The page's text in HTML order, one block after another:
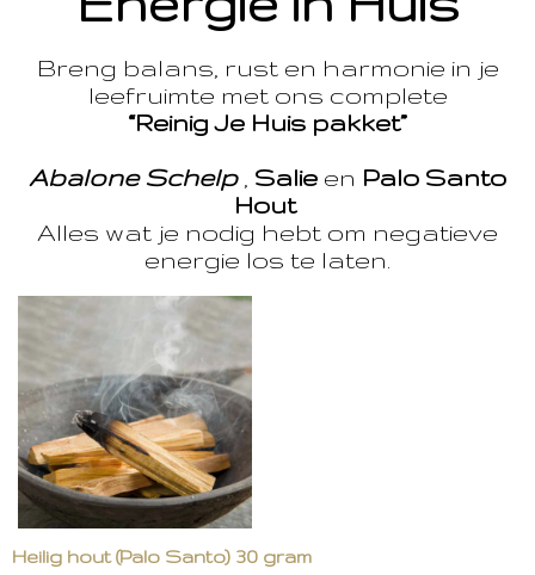
Breng balans, rust en harmonie in je
leefruimte met ons complete
“Reinig Je Huis pakket”
Abalone Schelp, Salie en Palo Santo
Hout
Alles wat je nodig hebt om negatieve
energie los te laten.
Heilig hout (Palo Santo) 30 gram